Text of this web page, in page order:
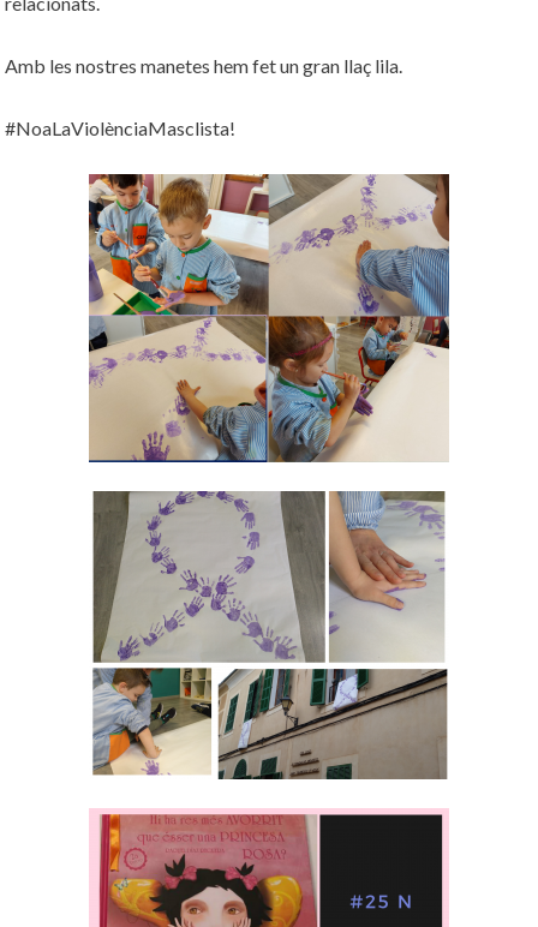
Amb les nostres manetes hem fet un gran llaç lila.
#NoaLaViolènciaMasclista!